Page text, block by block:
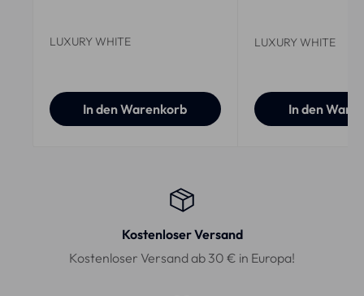
LUXURY WHITE
In den Warenkorb
LUXURY WHITE
In den
Kostenloser Versand
Kostenloser Versand ab 30 € in Europa!